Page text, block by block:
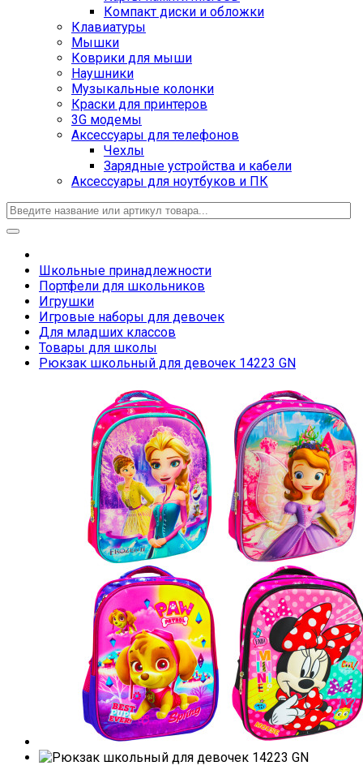
Компакт диски и обложки
Клавиатуры
Мышки
Коврики для мыши
Наушники
Музыкальные колонки
Краски для принтеров
3G модемы
Аксессуары для телефонов
Чехлы
Зарядные устройства и кабели
Аксессуары для ноутбуков и ПК
Школьные принадлежности
Портфели для школьников
Игрушки
Игровые наборы для девочек
Для младших классов
Товары для школы
Рюкзак школьный для девочек 14223 GN